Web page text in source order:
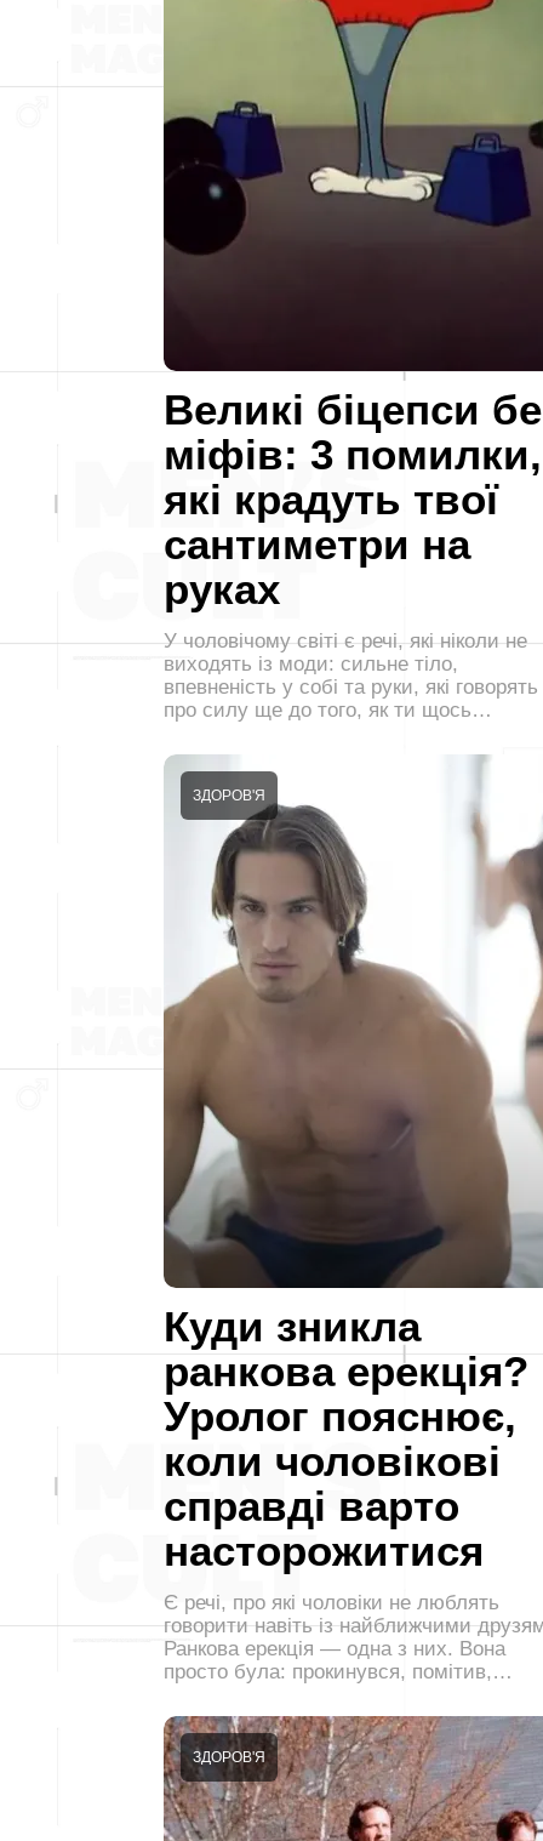
Великі біцепси
міфів: 3 помилки,
які крадуть твої
сантиметри на
руках
У чоловічому світі є речі, які ніколи не
виходять із моди: сильне тіло,
впевненість у собі та руки, які говорять
про силу ще до того, як ти щось…
Куди зникла
ранкова ерекція?
Уролог пояснює,
коли чоловікові
справді варто
насторожитися
ЗДОРОВ'Я
Є речі, про які чоловіки не люблять
говорити навіть із найближчими
Ранкова ерекція — одна з них. Вона
просто була: прокинувся, помітив,…
ЗДОРОВ'Я